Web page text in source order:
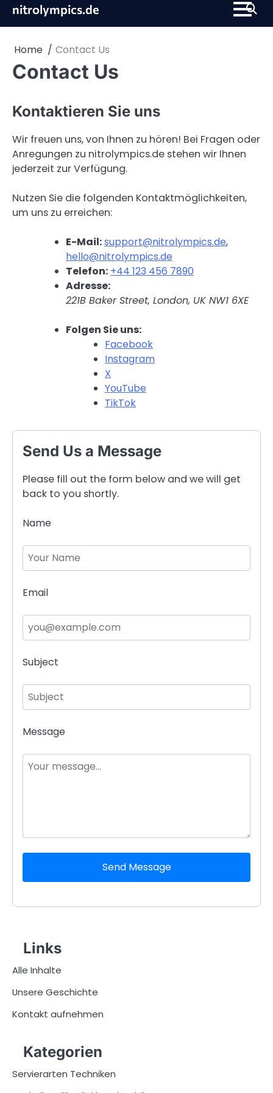
Skipnitrolympics.de
Home Contact Us
Contact Us
Kontaktieren Sie uns
Wir freuen uns, von Ihnen zu hören! Bei Fragen oder
Anregungen zu nitrolympics.de stehen wir Ihnen
jederzeit zur Verfügung.
Nutzen Sie die folgenden Kontaktmöglichkeiten,
um uns zu erreichen:
E-Mail:support@nitrolympics.de,
hello@nitrolympics.de
Telefon: +44 123 456 7890
Adresse:
221B Baker Street, London, UK NW1 6XE
Folgen Sie uns:
Facebook
Instagram
X
YouTube
TikTok
Send Us a Message
Please fill out the form below and we will get
back to you shortly.
Name
Email
Subject
Message
Send Message
Links
Alle Inhalte
Unsere Geschichte
Kontakt aufnehmen
Kategorien
Servierarten Techniken